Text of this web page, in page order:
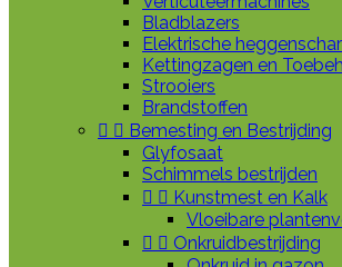
Bladblazers
Elektrische
Kettingzagen en
Strooiers
Brandstoffen
  Bemesting en Bestrijding
Glyfosaat
Schimmels bestrijden
  Kunstmest en Kalk
Vloeibare
  Onkruidbestrijding